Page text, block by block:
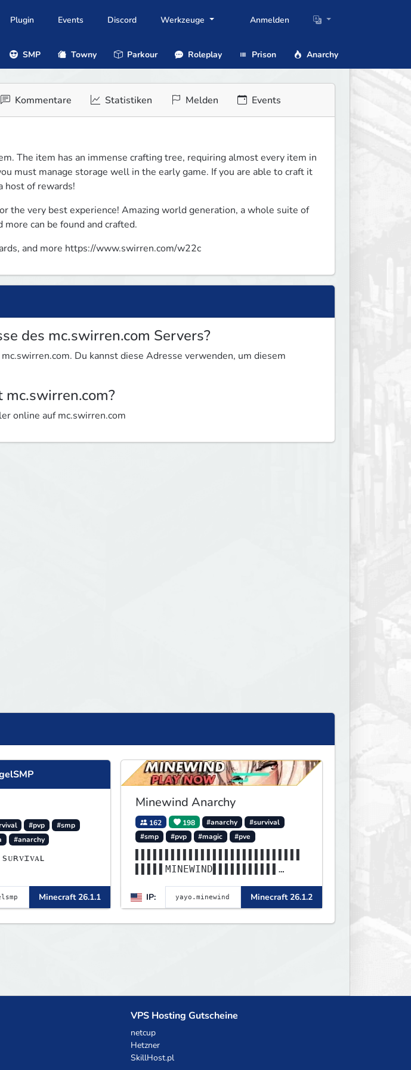
Plugin Events Discord Werkzeuge Anmelden
SMP Towny Parkour Roleplay Prison Anarchy
Kommentare Statistiken Melden Events
The item has an immense crafting tree, requiring almost every item in
must manage storage well in the early game. If you are able to craft it
host of rewards!
the very best experience! Amazing world generation, a whole suite of
can be found and crafted.
and more https://www.swirren.com/w22c
des mc.swirren.com Servers?
Du kannst diese Adresse verwenden, um diesem
online auf mc.swirren.com
#pvp
#smp
#anarchy
Minecraft 26.1.1
Minewind Anarchy
162 198 #anarchy
#survival
#smp
#pvp #magic #pve
▌▌▌▌▌MINEWIND▌▌▌▌▌▌▌▌▌▌▌
▌▌▌▌▌▌▌▌▌▌▌▌▌▌▌▌▌▌▌▌▌▌▌▌▌▌▌▌
▌▌▌▌▌▌▌▌▌▌▌▌▌▌▌▌▌▌▌▌▌▌▌▌
IP: Minecraft 26.1.2
VPS Hosting Gutscheine
netcup
Hetzner
SkillHost.pl